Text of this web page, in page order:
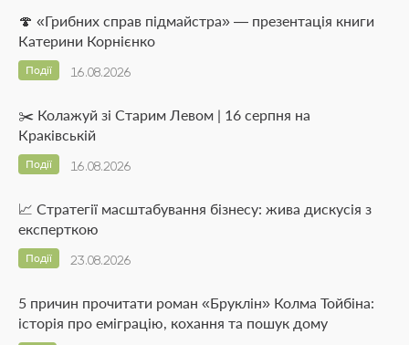
🍄 «Грибних справ підмайстра» — презентація книги
Катерини Корнієнко
16.08.2026
Події
✂️ Колажуй зі Старим Левом | 16 серпня на
Краківській
16.08.2026
Події
📈 Стратегії масштабування бізнесу: жива дискусія з
експерткою
23.08.2026
Події
5 причин прочитати роман «Бруклін» Колма Тойбіна:
історія про еміграцію, кохання та пошук дому